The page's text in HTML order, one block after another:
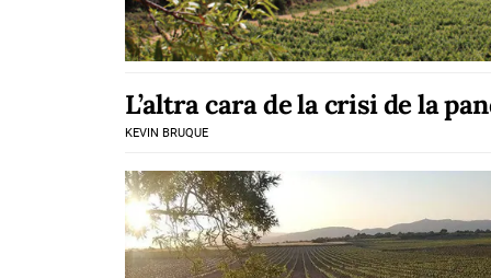
L’altra cara de la crisi de la
KEVIN BRUQUE